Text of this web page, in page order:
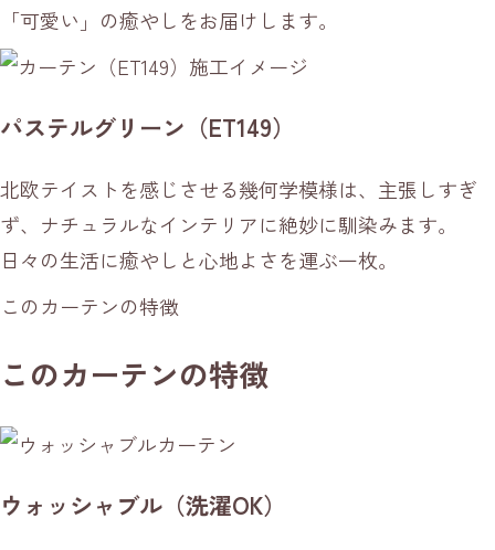
「可愛い」の癒やしをお届けします。
パステルグリーン（ET149）
北欧テイストを感じさせる幾何学模様は、主張しすぎ
ず、ナチュラルなインテリアに絶妙に馴染みます。
日々の生活に癒やしと心地よさを運ぶ一枚。
このカーテンの特徴
このカーテンの特徴
ウォッシャブル（洗濯OK）